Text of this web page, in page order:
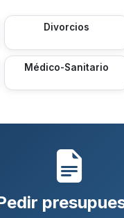
Divorcios
Médico-Sanitario